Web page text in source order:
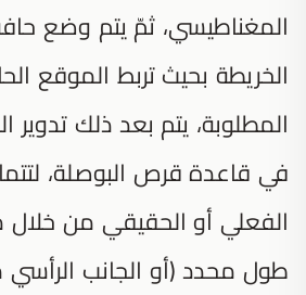
المغناطيسي، ثمّ يتم وضع
الخريطة بحيث تربط الموقع
المطلوبة، يتم بعد ذلك
في قاعدة قرص البوصلة،
الفعلي أو الحقيقي من
طول محدد (أو الجانب الرأسي